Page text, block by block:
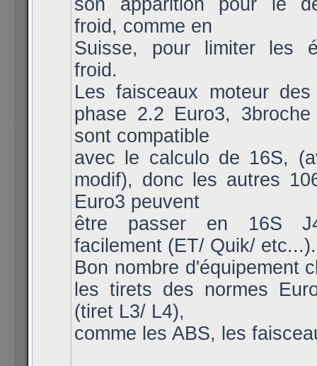
son apparition pour le
froid, comme en
Suisse, pour limiter les
froid.
Les faisceaux moteur
phase 2.2 Euro3,
sont compatible
avec le calculo de 16S,
modif), donc les autres
Euro3 peuvent
être passer en 16S
facilement (ET/ Quik/ etc...).
Bon nombre d'équipement
les tirets des normes
(tiret L3/ L4),
comme les ABS, les